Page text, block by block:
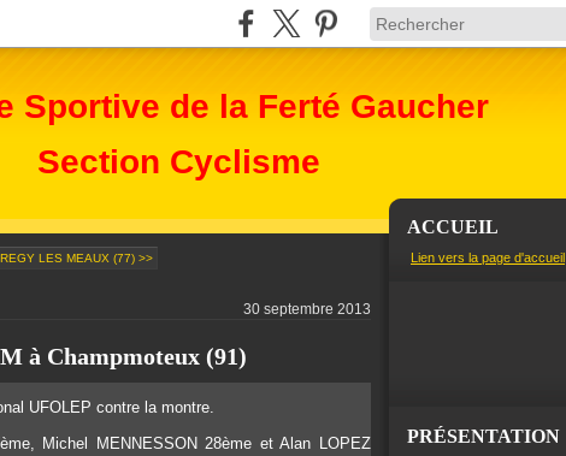
Sportive de la Ferté Gaucher
Section Cyclisme
LES MEAUX (77) >>
30 septembre 2013
à Champmoteux (91)
UFOLEP contre la montre.
Michel MENNESSON 28ème et Alan LOPEZ
ACCUEIL
Lien vers la page d'accueil
PRÉSENTATION